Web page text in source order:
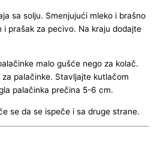
sa solju. Smenjujući mleko i brašno
i prašak za pecivo. Na kraju dodajte
malo gušće nego za kolač.
palačinke. Stavljajte kutlačom
palačinka prečina 5-6 cm.
se da se ispeče i sa druge strane.